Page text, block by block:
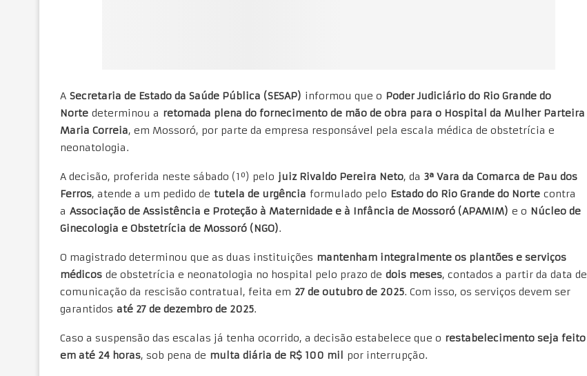
A Secretaria de Estado da Saúde Pública (SESAP) informou que o Poder Judiciário do Rio Grande do
Norte determinou a retomada plena do fornecimento de mão de obra para o Hospital da Mulher Parteira
Maria Correia, em Mossoró, por parte da empresa responsável pela escala médica de obstetrícia e
neonatologia.
A decisão, proferida neste sábado (1º) pelo juiz Rivaldo Pereira Neto, da 3ª Vara da Comarca de Pau dos
Ferros, atende a um pedido de tutela de urgência formulado pelo Estado do Rio Grande do Norte contra
a Associação de Assistência e Proteção à Maternidade e à Infância de Mossoró (APAMIM) e o Núcleo de
Ginecologia e Obstetrícia de Mossoró (NGO).
O magistrado determinou que as duas instituições mantenham integralmente os plantões e serviços
médicos de obstetrícia e neonatologia no hospital pelo prazo de dois meses, contados a partir da data de
comunicação da rescisão contratual, feita em 27 de outubro de 2025. Com isso, os serviços devem ser
garantidos até 27 de dezembro de 2025.
Caso a suspensão das escalas já tenha ocorrido, a decisão estabelece que o restabelecimento seja feito
em até 24 horas, sob pena de multa diária de R$ 100 mil por interrupção.